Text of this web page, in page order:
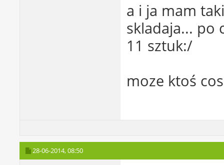
a i ja mam
skladaja... po
11 sztuk:/
moze ktoś
28-06-2014,08:50